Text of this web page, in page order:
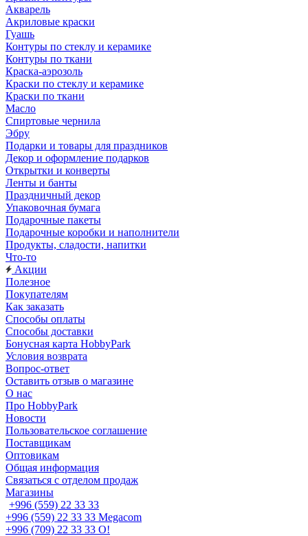
Акварель
Акриловые краски
Гуашь
Контуры по стеклу и керамике
Контуры по ткани
Краска-аэрозоль
Краски по стеклу и керамике
Краски по ткани
Масло
Спиртовые чернила
Эбру
Подарки и товары для праздников
Декор и оформление подарков
Открытки и конверты
Ленты и банты
Праздничный декор
Упаковочная бумага
Подарочные пакеты
Подарочные коробки и наполнители
Продукты, сладости, напитки
Что-то
Акции
Полезное
Покупателям
Как заказать
Способы оплаты
Способы доставки
Бонусная карта HobbyPark
Условия возврата
Вопрос-ответ
Оставить отзыв о магазине
О нас
Про HobbyPark
Новости
Пользовательское соглашение
Поставщикам
Оптовикам
Общая информация
Связаться с отделом продаж
Магазины
+996 (559) 22 33 33
+996 (559) 22 33 33 Megacom
+996 (709) 22 33 33 O!